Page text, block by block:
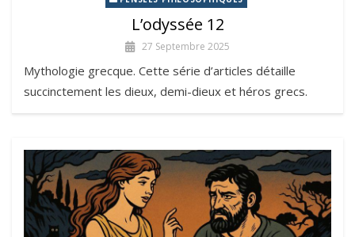
L’odyssée 12
27 Septembre 2025
Mythologie grecque. Cette série d’articles détaille
succinctement les dieux, demi-dieux et héros grecs.